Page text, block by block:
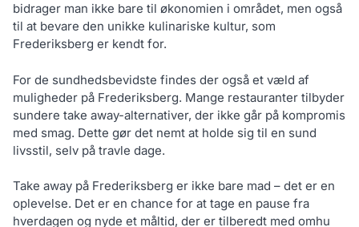
bidrager man ikke bare til økonomien i området, men også
til at bevare den unikke kulinariske kultur, som
Frederiksberg er kendt for.
For de sundhedsbevidste findes der også et væld af
muligheder på Frederiksberg. Mange restauranter tilbyder
sundere take away-alternativer, der ikke går på kompromis
med smag. Dette gør det nemt at holde sig til en sund
livsstil, selv på travle dage.
Take away på Frederiksberg er ikke bare mad – det er en
oplevelse. Det er en chance for at tage en pause fra
hverdagen og nyde et måltid, der er tilberedt med omhu